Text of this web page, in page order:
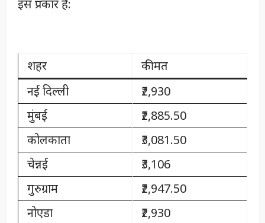
इस प्रकार हैं:
शहर
कीमत
नई दिल्ली
₹2,930
मुंबई
₹2,885.50
कोलकाता
₹3,081.50
चेन्नई
₹3,106
गुरुग्राम
₹2,947.50
नोएडा
₹2,930